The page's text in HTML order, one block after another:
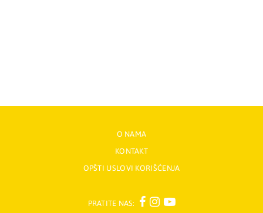
O NAMA
KONTAKT
OPŠTI USLOVI KORIŠĆENJA
PRATITE NAS: